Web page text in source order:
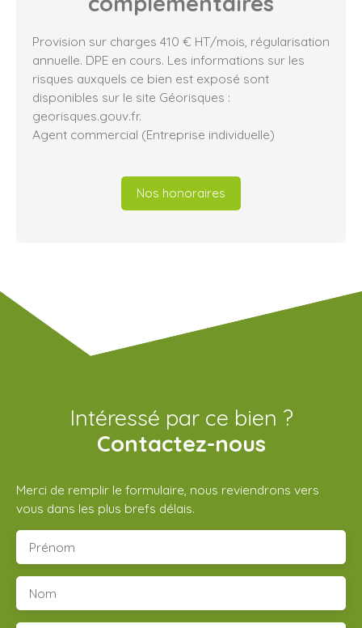
Provision sur charges 410 € HT/mois, régularisation
annuelle. DPE en cours. Les informations sur les
risques auxquels ce bien est exposé sont
disponibles sur le site Géorisques :
georisques.gouv.fr.
Agent commercial (Entreprise individuelle)
Nos honoraires
Intéressé par ce bien ?
Contactez-nous
Merci de remplir le formulaire, nous reviendrons vers
vous dans les plus brefs délais.
Prénom
Nom